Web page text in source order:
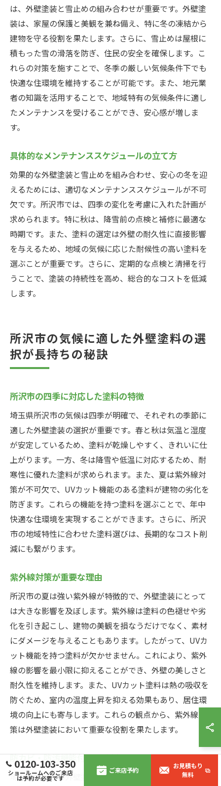
は、外壁塗装と雪止めの組み合わせが重要です。外壁塗
装は、家屋の保護と美観を兼ね備え、特に冬の凍結から
建物を守る役割を果たします。さらに、雪止めは屋根に
積もった雪の滑落を防ぎ、住民の安全を確保します。こ
れらの対策を施すことで、冬季の厳しい気候条件下でも
快適な住環境を維持することが可能です。また、地元業
者の知識を活用することで、地域特有の気候条件に適し
たメンテナンスを受けることができ、安心感が増しま
す。
具体的なメンテナンススケジュールの立て方
効果的な外壁塗装と雪止めを組み合わせ、安心の冬を迎
えるためには、適切なメンテナンススケジュールが不可
欠です。所沢市では、四季の変化を考慮に入れた計画が
求められます。特に秋は、降雪前の点検と補修に最適な
時期です。また、塗料の選定は外壁の耐久性に直接影響
を与えるため、地域の気候に応じた耐候性の高い塗料を
選ぶことが重要です。さらに、定期的な点検と清掃を行
うことで、塗装の持続性を高め、総合的なコストを低減
します。
所沢市の気候に適した外壁塗料の選
択が長持ちの秘訣
所沢市の四季に対応した塗料の特徴
埼玉県所沢市の気候は四季が明確で、それぞれの季節に
適した外壁塗装の選択が重要です。春と秋は気温と湿度
が安定しているため、塗料が乾燥しやすく、きれいに仕
上がります。一方、冬は降雪や低温に対応するため、耐
寒性に優れた塗料が求められます。また、夏は紫外線対
策が不可欠で、UVカット機能のある塗料が建物の劣化を
防ぎます。これらの機能を持つ塗料を選ぶことで、年中
快適な住環境を実現することができます。さらに、所沢
市の地域特性に合わせた塗料選びは、長期的なコスト削
減にも繋がります。
紫外線対策が重要な理由
所沢市の夏は強い紫外線が特徴的で、外壁塗装にとって
は大きな影響を及ぼします。紫外線は塗料の色褪せや劣
化を引き起こし、建物の美観を損なうだけでなく、素材
にダメージを与えることもあります。したがって、UVカ
ット機能を持つ塗料が欠かせません。これにより、紫外
線の影響を最小限に抑えることができ、外壁の美しさと
耐久性を維持します。また、UVカット塗料は熱の吸収を
防ぐため、室内の温度上昇を抑える効果もあり、居住環
境の向上にも寄与します。これらの観点から、紫外線対
策は外壁塗装において重要な役割を果たします。
防カビ・防汚機能付きの塗料選び
埼玉県所沢市の外壁塗装には、防カビ・防汚機能が求め
0120-103-350
ショールームへのご来店
は予約が必要です
ご来店予約
お見積もり
無料